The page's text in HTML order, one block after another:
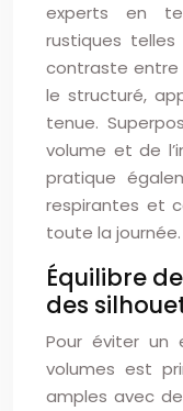
experts en
rustiques
contraste entre
le structuré,
tenue.
volume et de
pratique
respirantes et
toute la journée.
Équilibre
des
Pour éviter un
volumes est
amples avec